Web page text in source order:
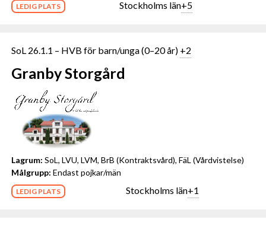
Stockholms län+5
LEDIG PLATS
SoL 26.1.1 – HVB för barn/unga (0–20 år) +2
Stockholms län+1
Granby Storgård
Lagrum: SoL, LVU, LVM, BrB (Kontraktsvård), FäL (Vårdvistelse)
Målgrupp: Endast pojkar/män
LEDIG PLATS